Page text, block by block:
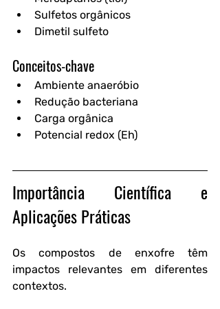
Sulfetos orgânicos
Dimetil sulfeto
Conceitos-chave
Ambiente anaeróbio
Redução bacteriana
Carga orgânica
Potencial redox (Eh)
Importância Científica e
Aplicações Práticas
Os compostos de enxofre têm
impactos relevantes em diferentes
contextos.